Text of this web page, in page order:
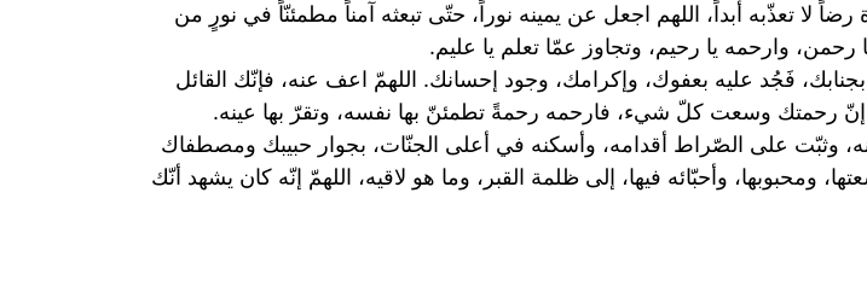
لا تعذّبه أبداً، اللهم اجعل عن يمينه نوراً، حتّى تبعثه آمناً مطمئنّاً في نورٍ من
وارحمه يا رحيم، وتجاوز عمّا تعلم يا عليم.
بجنابك، فَجُد عليه بعفوك، وإكرامك، وجود إحسانك. اللهمّ اعف عنه، فإنّك القائل
إنّ رحمتك وسعت كلّ شيء، فارحمه رحمةً تطمئنّ بها نفسه، وتقرّ بها عينه.
وثبّت على الصّراط أقدامه، وأسكنه في أعلى الجنّات، بجوار حبيبك ومصطفاك
ومحبوبها، وأحبّائه فيها، إلى ظلمة القبر، وما هو لاقيه، اللهمّ إنّه كان يشهد أنّك